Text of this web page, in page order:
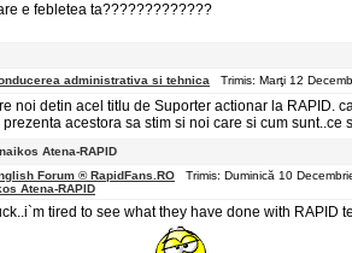
e febletea ta?????????????
administrativa si tehnica Trimis: Marţi 12
noi detin acel titlu de Suporter actionar la RAPID.
acestora sa stim si noi care si cum sunt..ce
Atena-RAPID
Forum ® RapidFans.RO Trimis: Duminică 10
Atena-RAPID
tired to see what they have done with RAPID